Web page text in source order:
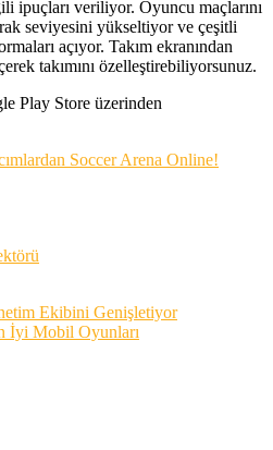
ipuçları veriliyor. Oyuncu maçlarını
seviyesini yükseltiyor ve çeşitli
açıyor. Takım ekranından
takımını özelleştirebiliyorsunuz.
Play Store üzerinden
Ekibini Genişletiyor
İyi Mobil Oyunları